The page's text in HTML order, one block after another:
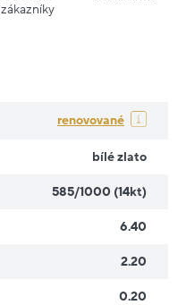
zákazníky
renovované
bílé zlato
585/1000 (14kt)
6.40
2.20
0.20